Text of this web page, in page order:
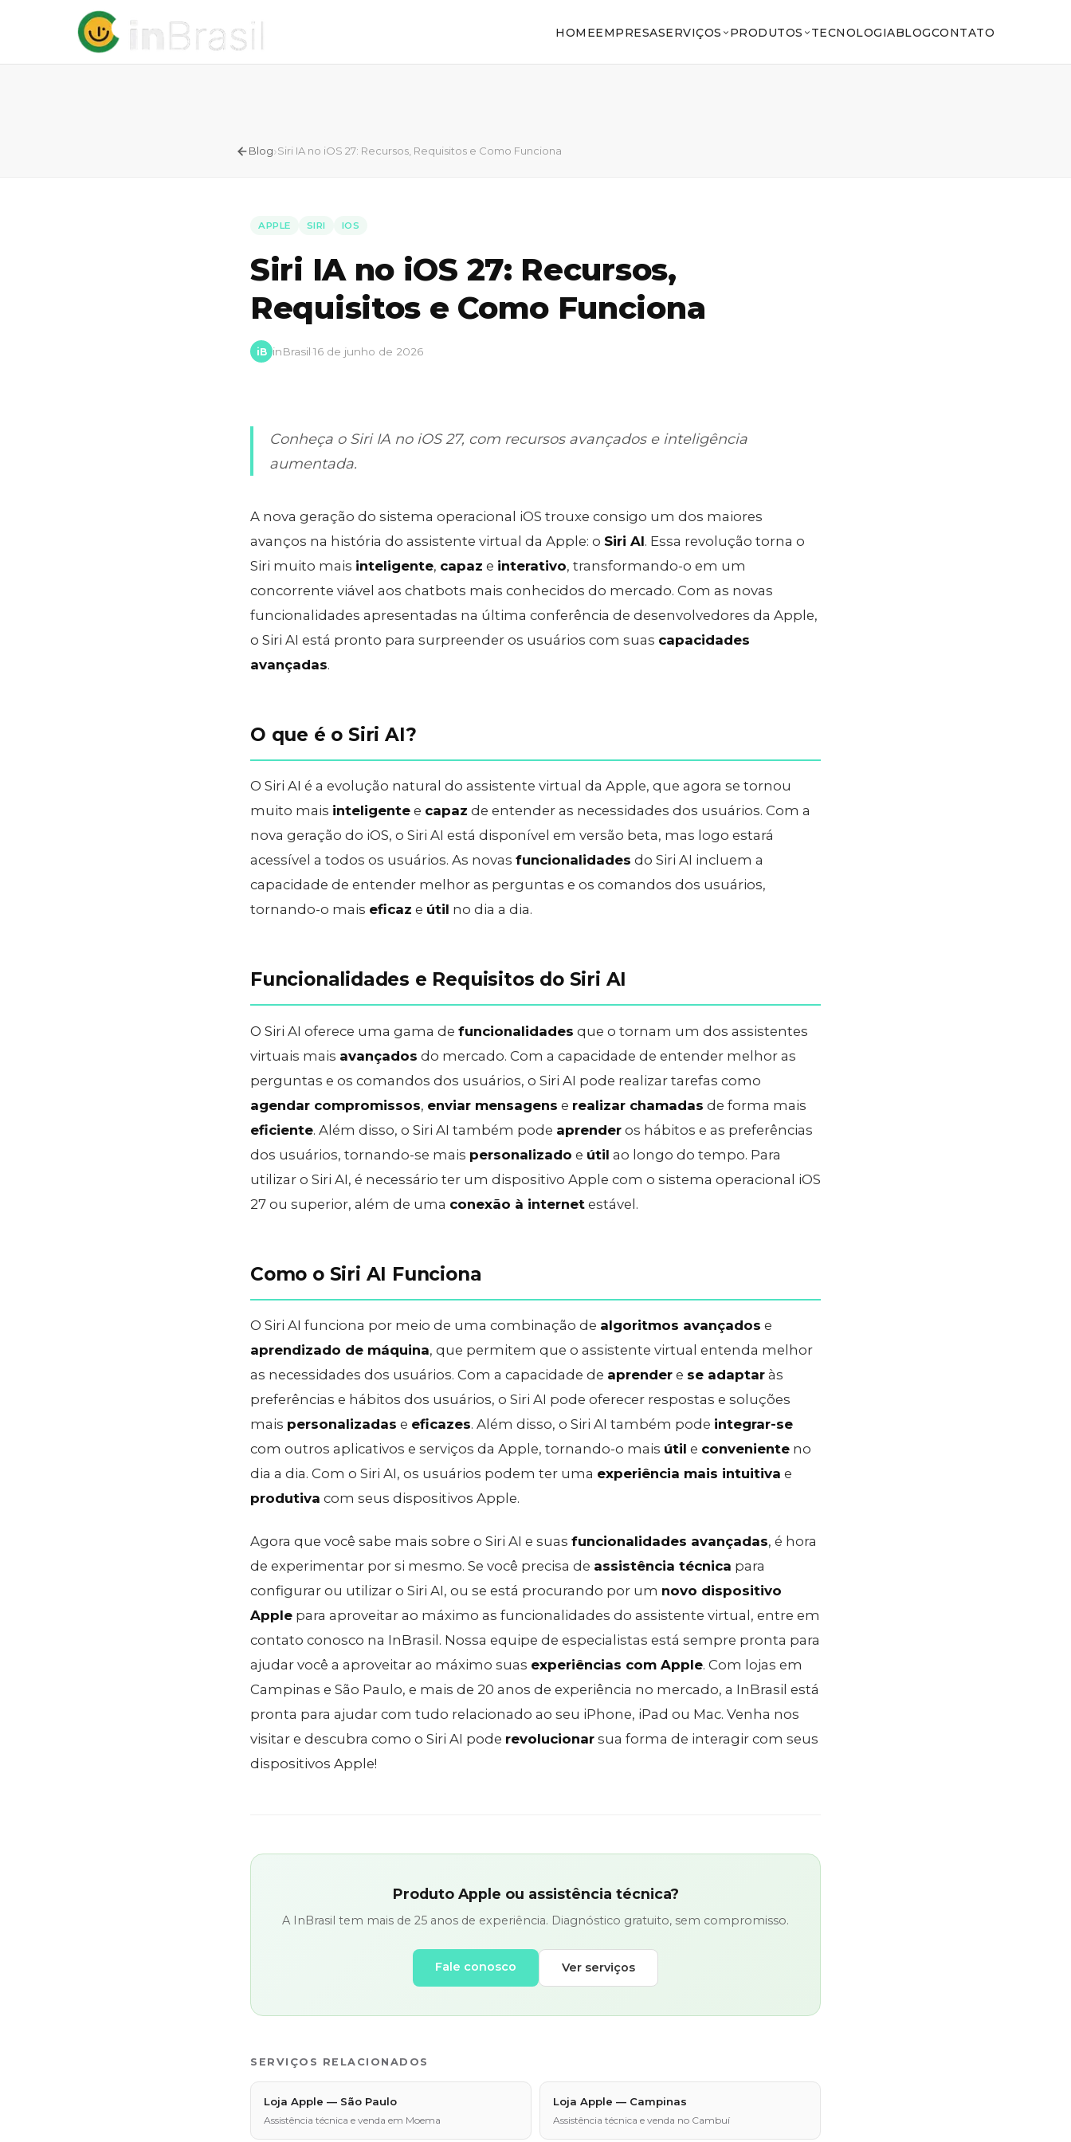
HOMEEMPRESASERVIÇOS PRODUTOS TECNOLOGIABLOGCONTATO
Blog›Siri IA no iOS 27: Recursos, Requisitos e Como Funciona
APPLE SIRI IOS
Siri IA no iOS 27: Recursos,
Requisitos e Como Funciona
iB inBrasil·16 de junho de 2026
Conheça o Siri IA no iOS 27, com recursos avançados e inteligência
aumentada.
A nova geração do sistema operacional iOS trouxe consigo um dos maiores
avanços na história do assistente virtual da Apple: o Siri AI. Essa revolução torna o
Siri muito mais inteligente, capaz e interativo, transformando-o em um
concorrente viável aos chatbots mais conhecidos do mercado. Com as novas
funcionalidades apresentadas na última conferência de desenvolvedores da Apple,
o Siri AI está pronto para surpreender os usuários com suas capacidades
avançadas.
O que é o Siri AI?
O Siri AI é a evolução natural do assistente virtual da Apple, que agora se tornou
muito mais inteligente e capaz de entender as necessidades dos usuários. Com a
nova geração do iOS, o Siri AI está disponível em versão beta, mas logo estará
acessível a todos os usuários. As novas funcionalidades do Siri AI incluem a
capacidade de entender melhor as perguntas e os comandos dos usuários,
tornando-o mais eficaz e útil no dia a dia.
Funcionalidades e Requisitos do Siri AI
O Siri AI oferece uma gama de funcionalidades que o tornam um dos assistentes
virtuais mais avançados do mercado. Com a capacidade de entender melhor as
perguntas e os comandos dos usuários, o Siri AI pode realizar tarefas como
agendar compromissos, enviar mensagens e realizar chamadas de forma mais
eficiente. Além disso, o Siri AI também pode aprender os hábitos e as preferências
dos usuários, tornando-se mais personalizado e útil ao longo do tempo. Para
utilizar o Siri AI, é necessário ter um dispositivo Apple com o sistema operacional iOS
27 ou superior, além de uma conexão à internet estável.
Como o Siri AI Funciona
O Siri AI funciona por meio de uma combinação de algoritmos avançados e
aprendizado de máquina, que permitem que o assistente virtual entenda melhor
as necessidades dos usuários. Com a capacidade de aprender e se adaptar às
preferências e hábitos dos usuários, o Siri AI pode oferecer respostas e soluções
mais personalizadas e eficazes. Além disso, o Siri AI também pode integrar-se
com outros aplicativos e serviços da Apple, tornando-o mais útil e conveniente no
dia a dia. Com o Siri AI, os usuários podem ter uma experiência mais intuitiva e
produtiva com seus dispositivos Apple.
Agora que você sabe mais sobre o Siri AI e suas funcionalidades avançadas, é hora
de experimentar por si mesmo. Se você precisa de assistência técnica para
configurar ou utilizar o Siri AI, ou se está procurando por um novo dispositivo
Apple para aproveitar ao máximo as funcionalidades do assistente virtual, entre em
contato conosco na InBrasil. Nossa equipe de especialistas está sempre pronta para
ajudar você a aproveitar ao máximo suas experiências com Apple. Com lojas em
Campinas e São Paulo, e mais de 20 anos de experiência no mercado, a InBrasil está
pronta para ajudar com tudo relacionado ao seu iPhone, iPad ou Mac. Venha nos
visitar e descubra como o Siri AI pode revolucionar sua forma de interagir com seus
dispositivos Apple!
Produto Apple ou assistência técnica?
A InBrasil tem mais de 25 anos de experiência. Diagnóstico gratuito, sem compromisso.
Fale conosco Ver serviços
SERVIÇOS RELACIONADOS
Loja Apple — São Paulo
Assistência técnica e venda em Moema
Loja Apple — Campinas
Assistência técnica e venda no Cambuí